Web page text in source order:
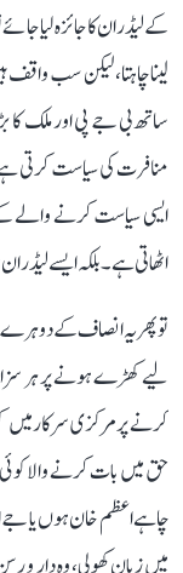
کے لیڈران کا جائزہ لیا
لینا چاہتا، لیکن سب واقف
ساتھ بی جے پی اور ملک کا
منافرت کی سیاست کرتی
ایسی سیاست کرنے والے
اٹھاتی ہے۔ بلکہ ایسے
تو پھر یہ انصاف کے
لیے کھڑے ہونے پر ہر سزا،
کرنے پر مرکزی سرکار
حق میں بات کرنے والا
چاہے اعظم خان ہوں یا جے